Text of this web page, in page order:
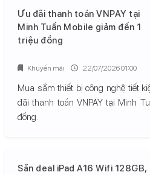
Ưu đãi thanh toán VNPAY tại
Minh Tuấn Mobile giảm đến 1
triệu đồng
Mua sắm thiết bị công nghệ tiết
đãi thanh toán VNPAY tại Minh
đồng.
Khuyến mãi 22/07/2026 01:00
Săn deal iPad A16 Wifi 128GB,